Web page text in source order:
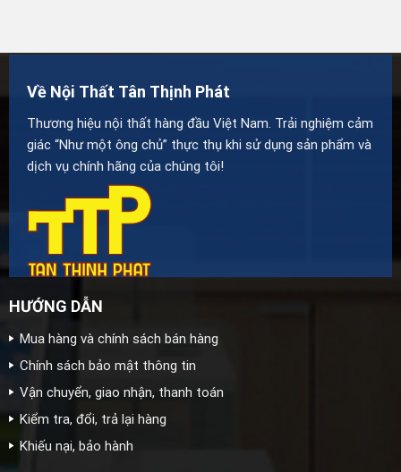
Về Nội Thất Tân Thịnh Phát
Thương hiệu nội thất hàng đầu Việt Nam. Trải nghiệm cảm
giác “Như một ông chủ” thực thụ khi sử dụng sản phẩm và
dịch vụ chính hãng của chúng tôi!
HƯỚNG DẪN
Mua hàng và chính sách bán hàng
Chính sách bảo mật thông tin
Vận chuyển, giao nhận, thanh toán
Kiểm tra, đổi, trả lại hàng
Khiếu nại, bảo hành